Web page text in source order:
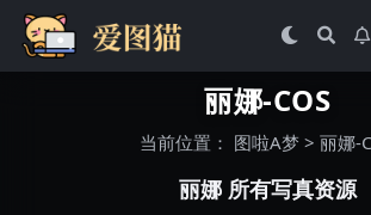
丽娜-COS
当前位置： 图啦A梦> 丽娜-
丽娜 所有写真资源